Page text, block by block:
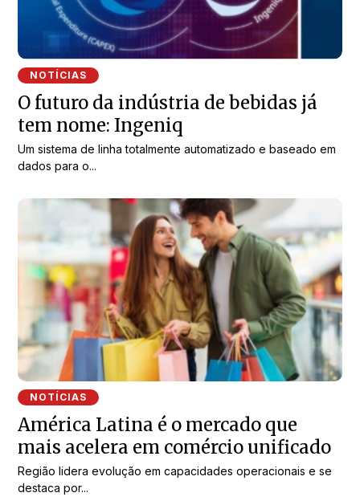
NOTÍCIAS
O futuro da indústria de bebidas já
tem nome: Ingeniq
Um sistema de linha totalmente automatizado e baseado em
dados para o...
NOTÍCIAS
América Latina é o mercado que
mais acelera em comércio unificado
Região lidera evolução em capacidades operacionais e se
destaca por...